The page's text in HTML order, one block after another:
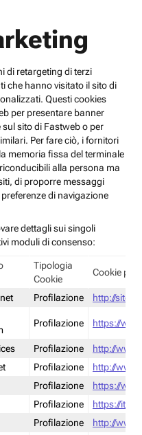
di retargeting di terzi
che hanno visitato il sito di
Questi cookies
per presentare banner
sito di Fastweb o per
Per fare ciò, i fornitori
memoria fissa del terminale
alla persona ma
di proporre messaggi
di navigazione
dettagli sui singoli
moduli di consenso:
Tipologia
Cookie
Cookie
Profilazione http://
Profilazione https://
Profilazione
http://
Profilazione
http://
Profilazione
https://
Profilazione
https://it-
Profilazione
http://